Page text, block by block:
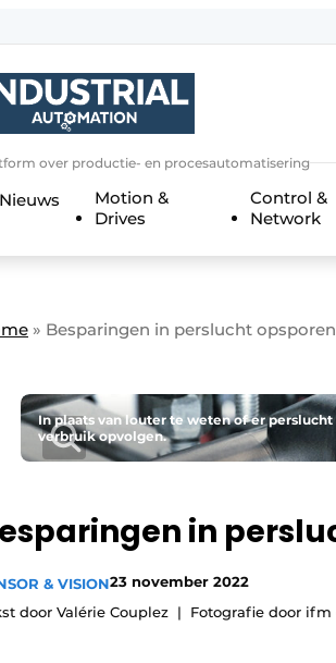
Algemene voorwaarden
Contact
Direct contact
Evenement aanmelden
Meest gelezen
Nieuwsbrief
Vacature aanmelden
Vacatures
Video’s
over productie- en procesautomatisering
Nieuws
Motion &
Drives
Control &
Network
» Besparingen in perslucht opsporen
In plaats van louter te weten of er
verbruik opvolgen.
in
& VISION23 november 2022
door Valérie Couplez
Fotografie door ifm